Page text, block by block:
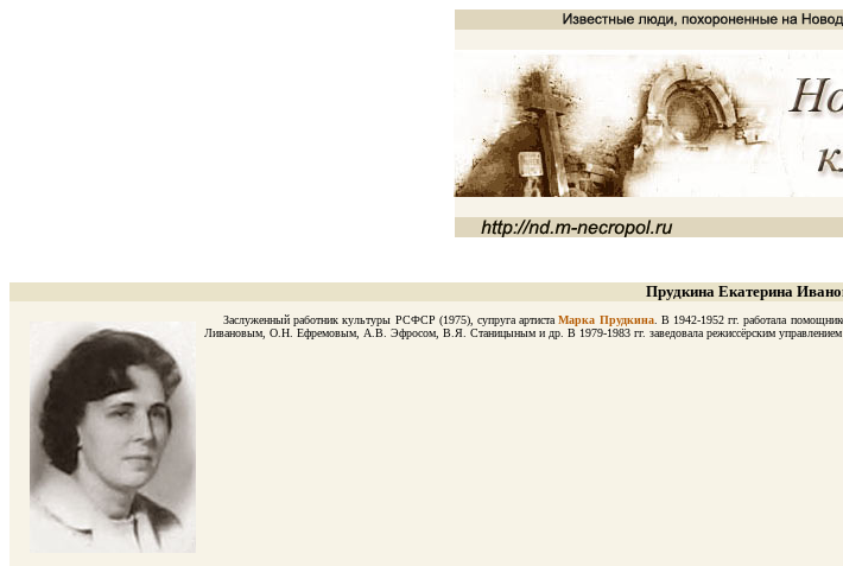
Прудкина Екатерина
Заслуженный работник культуры РСФСР (1975), супруга артистаМарка Прудкина. В 1942-1952 гг. работала
Ливановым, О.Н. Ефремовым, А.В. Эфросом, В.Я. Станицыным и др. В 1979-1983 гг. заведовала режиссёрским